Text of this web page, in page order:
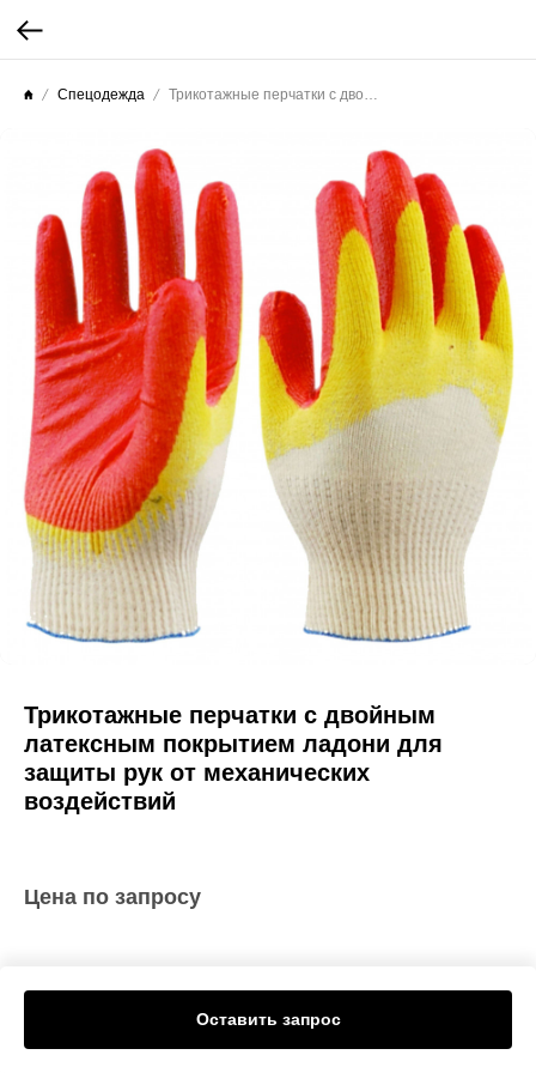
Спецодежда
Трикотажные перчатки с двойным
латексным покрытием ладони для
защиты рук от механических
воздействий
Оставить запрос
Цена по запросу